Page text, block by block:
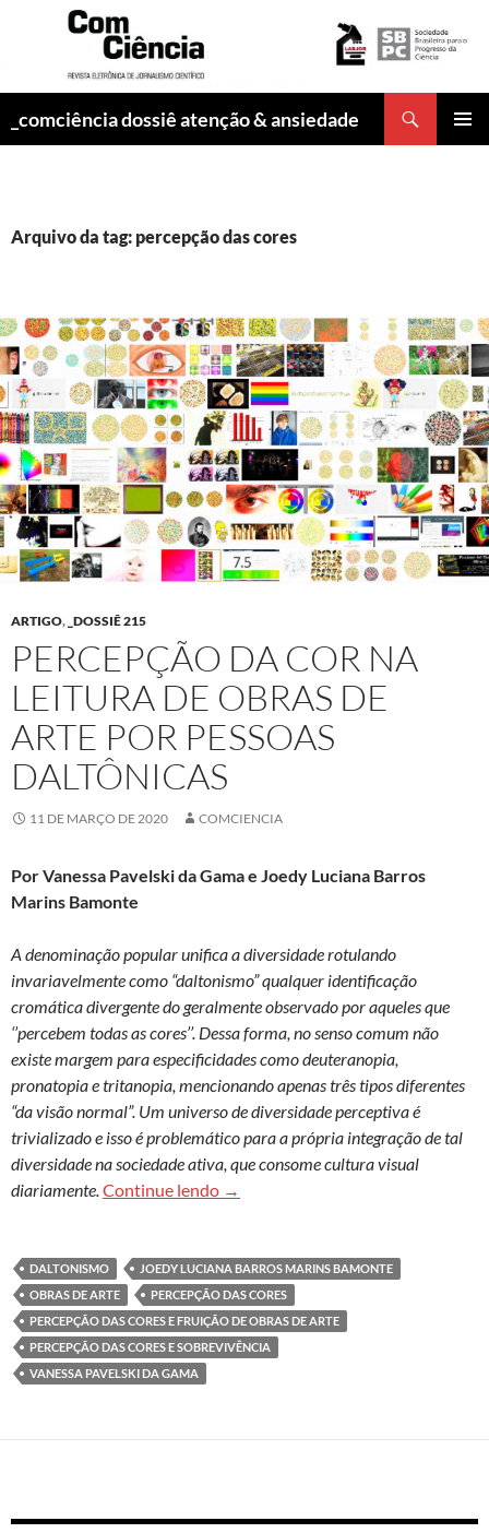
_comciência dossiê atenção & ansiedade
Arquivo da tag: percepção das cores
ARTIGO, _DOSSIÊ 215
PERCEPÇÃO DA COR NA
LEITURA DE OBRAS DE
ARTE POR PESSOAS
DALTÔNICAS
11 DE MARÇO DE 2020 COMCIENCIA
Por Vanessa Pavelski da Gama e Joedy Luciana Barros
Marins Bamonte
A denominação popular unifica a diversidade rotulando
invariavelmente como “daltonismo” qualquer identificação
cromática divergente do geralmente observado por aqueles que
‘’percebem todas as cores’’. Dessa forma, no senso comum não
existe margem para especificidades como deuteranopia,
pronatopia e tritanopia, mencionando apenas três tipos diferentes
“da visão normal”. Um universo de diversidade perceptiva é
trivializado e isso é problemático para a própria integração de tal
diversidade na sociedade ativa, que consome cultura visual
diariamente.Continue lendo Percepção da cor na leitura de
→
DALTONISMO
JOEDY LUCIANA BARROS MARINS BAMONTE
OBRAS DE ARTE
PERCEPÇÃO DAS CORES
PERCEPÇÃO DAS CORES E FRUIÇÃO DE OBRAS DE ARTE
PERCEPÇÃO DAS CORES E SOBREVIVÊNCIA
VANESSA PAVELSKI DA GAMA